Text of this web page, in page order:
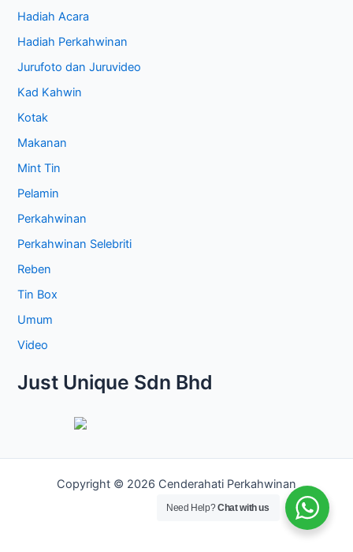
Hadiah Acara
Hadiah Perkahwinan
Jurufoto dan Juruvideo
Kad Kahwin
Kotak
Makanan
Mint Tin
Pelamin
Perkahwinan
Perkahwinan Selebriti
Reben
Tin Box
Umum
Video
Just Unique Sdn Bhd
Copyright © 2026 Cenderahati Perkahwinan
Need Help?Chat with us